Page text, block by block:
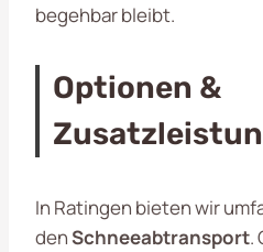
begehbar bleibt.
Optionen &
In Ratingen bieten wir
denSchneeabtransport.